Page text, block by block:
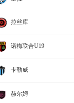
拉丝库
诺梅联合U19
卡勒威
赫尔姆